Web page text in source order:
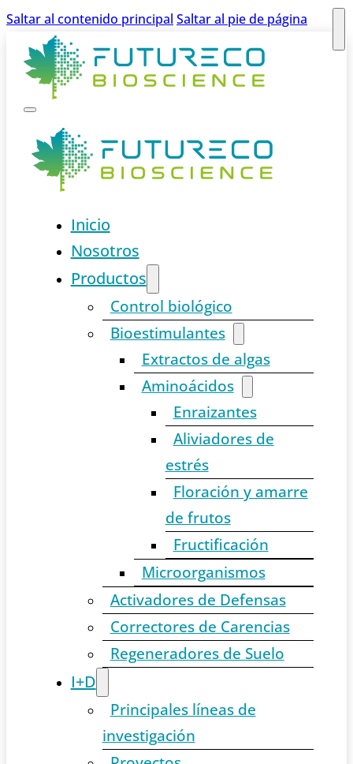
Saltar al contenido principal Saltar al pie de página
Inicio
Nosotros
Productos
Control biológico
Bioestimulantes
Extractos de algas
Aminoácidos
Enraizantes
Aliviadores de
estrés
Floración y amarre
de frutos
Fructificación
Microorganismos
Activadores de Defensas
Correctores de Carencias
Regeneradores de Suelo
I+D
Principales líneas de
investigación